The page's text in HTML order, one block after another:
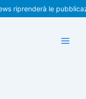
le pubblicazioni